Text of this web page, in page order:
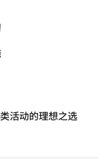
活动的理想之选